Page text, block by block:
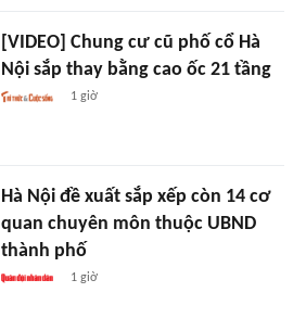
[VIDEO] Chung cư cũ phố cổ Hà
Nội sắp thay bằng cao ốc 21 tầng
1 giờ
Hà Nội đề xuất sắp xếp còn 14 cơ
quan chuyên môn thuộc UBND
thành phố
1 giờ